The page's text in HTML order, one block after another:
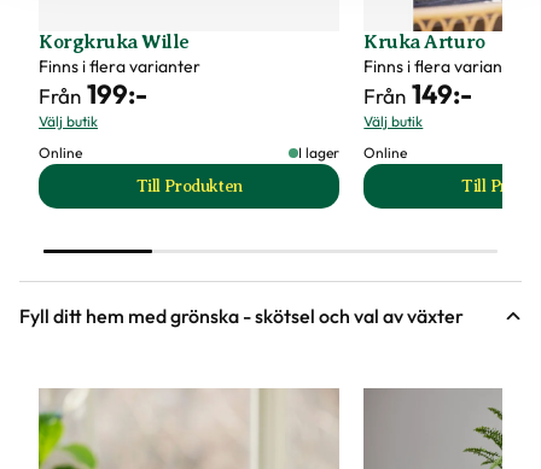
Korgkruka Wille
Finns i flera varianter
Från 199:-
Välj butik
Online
I lager
Till Produkten
till Korgkruka Wille produktsida
Kruka Arturo
Finns i flera varianter
Från 149:-
Välj butik
Online
Till
Fyll ditt hem med grönska - skötsel och val av växter